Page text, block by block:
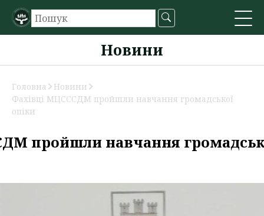
Новини
Головна
Новини
Фахівці МЦСССДМ пройшли навчання громадської
опіки
пройшли навчання